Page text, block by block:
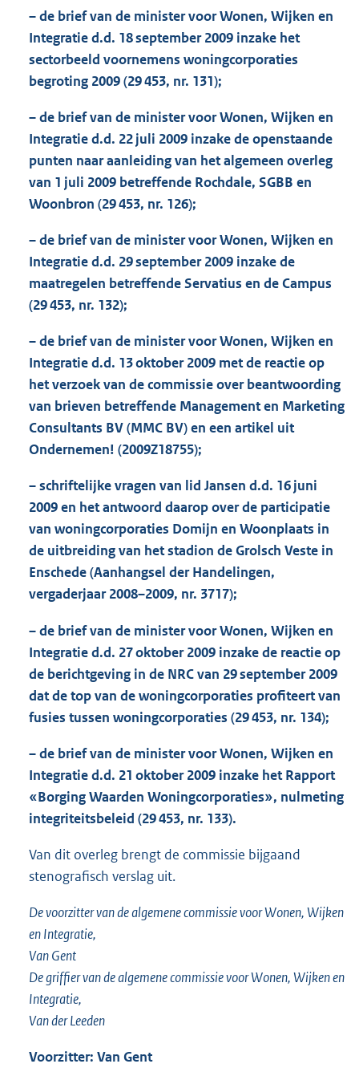
– de brief van de minister voor Wonen, Wijken en
Integratie d.d. 18 september 2009 inzake het
sectorbeeld voornemens woningcorporaties
begroting 2009 (29 453, nr. 131);
– de brief van de minister voor Wonen, Wijken en
Integratie d.d. 22 juli 2009 inzake de openstaande
punten naar aanleiding van het algemeen overleg
van 1 juli 2009 betreffende Rochdale, SGBB en
Woonbron (29 453, nr. 126);
– de brief van de minister voor Wonen, Wijken en
Integratie d.d. 29 september 2009 inzake de
maatregelen betreffende Servatius en de Campus
(29 453, nr. 132);
– de brief van de minister voor Wonen, Wijken en
Integratie d.d. 13 oktober 2009 met de reactie op
het verzoek van de commissie over beantwoording
van brieven betreffende Management en Marketing
Consultants BV (MMC BV) en een artikel uit
Ondernemen! (2009Z18755);
– schriftelijke vragen van lid Jansen d.d. 16 juni
2009 en het antwoord daarop over de participatie
van woningcorporaties Domijn en Woonplaats in
de uitbreiding van het stadion de Grolsch Veste in
Enschede (Aanhangsel der Handelingen,
vergaderjaar 2008–2009, nr. 3717);
– de brief van de minister voor Wonen, Wijken en
Integratie d.d. 27 oktober 2009 inzake de reactie op
de berichtgeving in de NRC van 29 september 2009
dat de top van de woningcorporaties profiteert van
fusies tussen woningcorporaties (29 453, nr. 134);
– de brief van de minister voor Wonen, Wijken en
Integratie d.d. 21 oktober 2009 inzake het Rapport
«Borging Waarden Woningcorporaties», nulmeting
integriteitsbeleid (29 453, nr. 133).
Van dit overleg brengt de commissie bijgaand
stenografisch verslag uit.
De voorzitter van de algemene commissie voor Wonen, Wijken
en Integratie,
Van Gent
De griffier van de algemene commissie voor Wonen, Wijken en
Integratie,
Van der Leeden
Voorzitter: Van Gent